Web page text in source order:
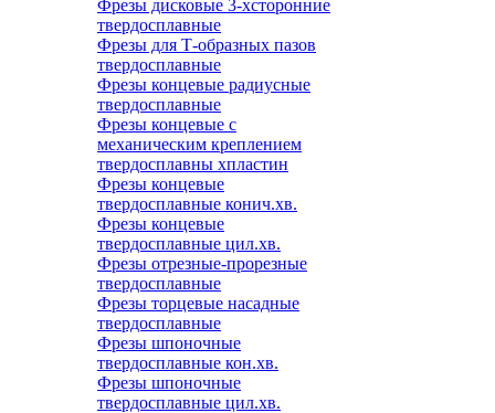
Фрезы дисковые 3-хсторонние
твердосплавные
Фрезы для Т-образных пазов
твердосплавные
Фрезы концевые радиусные
твердосплавные
Фрезы концевые с
механическим креплением
твердосплавны хпластин
Фрезы концевые
твердосплавные конич.хв.
Фрезы концевые
твердосплавные цил.хв.
Фрезы отрезные-прорезные
твердосплавные
Фрезы торцевые насадные
твердосплавные
Фрезы шпоночные
твердосплавные кон.хв.
Фрезы шпоночные
твердосплавные цил.хв.